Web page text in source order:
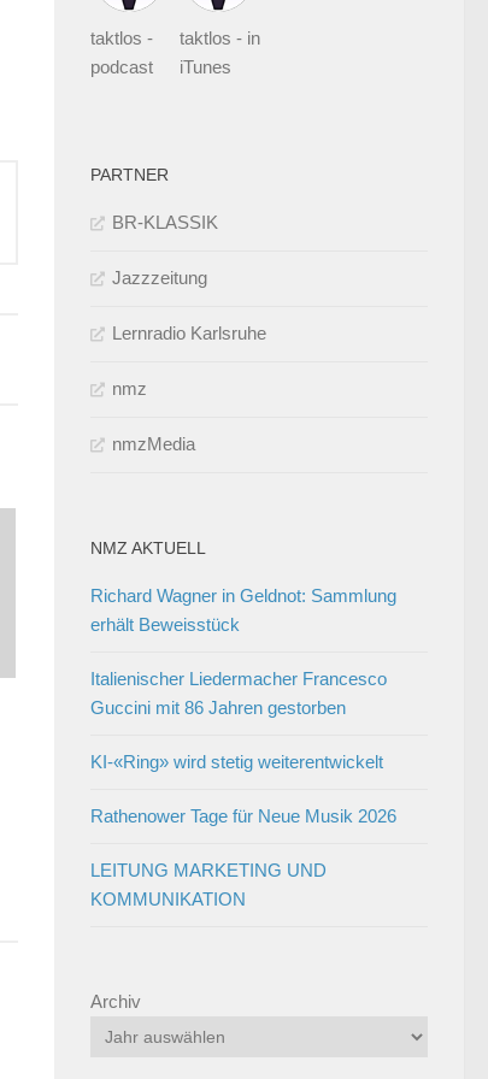
taktlos -
podcast
taktlos - in
iTunes
PARTNER
BR-KLASSIK
Jazzzeitung
Lernradio Karlsruhe
nmz
nmzMedia
NMZ AKTUELL
Richard Wagner in Geldnot: Sammlung
erhält Beweisstück
Italienischer Liedermacher Francesco
Guccini mit 86 Jahren gestorben
KI-«Ring» wird stetig weiterentwickelt
Rathenower Tage für Neue Musik 2026
LEITUNG MARKETING UND
KOMMUNIKATION
Archiv